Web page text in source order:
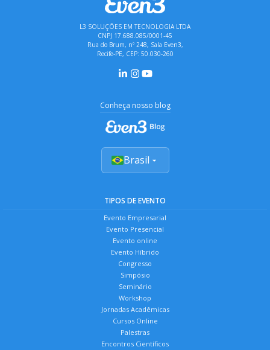
L3 SOLUÇÕES EM TECNOLOGIA LTDA
CNPJ 17.688.085/0001-45
Rua do Brum, nº 248, Sala Even3,
Recife-PE, CEP: 50.030-260
Conheça nosso blog
Brasil
TIPOS DE EVENTO
Evento Empresarial
Evento Presencial
Evento online
Evento Híbrido
Congresso
Simpósio
Seminário
Workshop
Jornadas Acadêmicas
Cursos Online
Palestras
Encontros Científicos